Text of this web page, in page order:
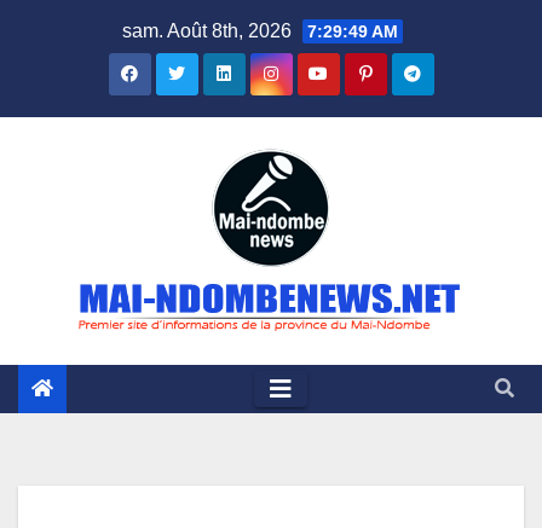
sam. Août 8th, 2026 7:29:50 AM